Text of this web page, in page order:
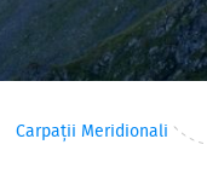
Carpații Meridionali